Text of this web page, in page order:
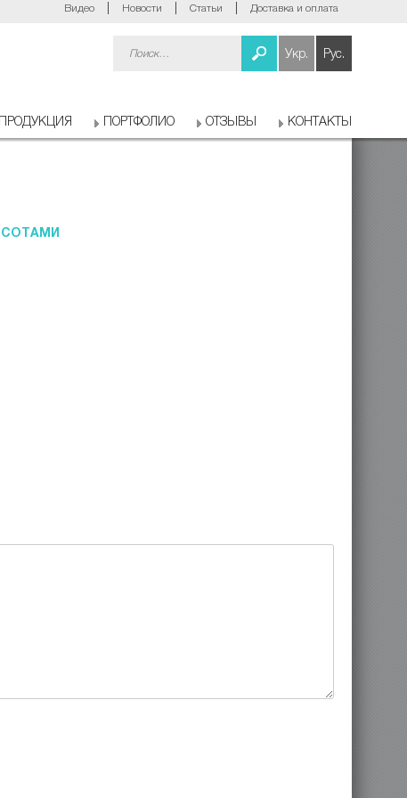
Видео Новости Статьи Доставка и оплата
Укр. Рус.
ПРОДУКЦИЯ ПОРТФОЛИО ОТЗЫВЫ КОНТАКТЫ
СОТАМИ